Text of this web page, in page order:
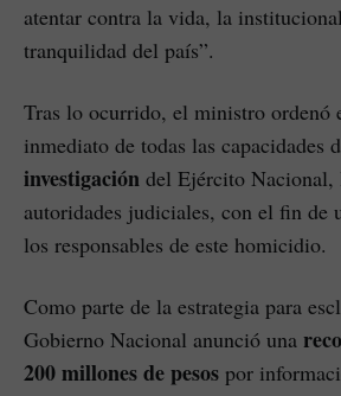
atentar contra la vida, la
tranquilidad del país”.
Tras lo ocurrido, el ministro ordenó
inmediato de todas las capacidades
investigación del Ejército
autoridades judiciales, con el fin de
los responsables de este homicidio.
Como parte de la estrategia para
Gobierno Nacional anunció una
200 millones de pesos por